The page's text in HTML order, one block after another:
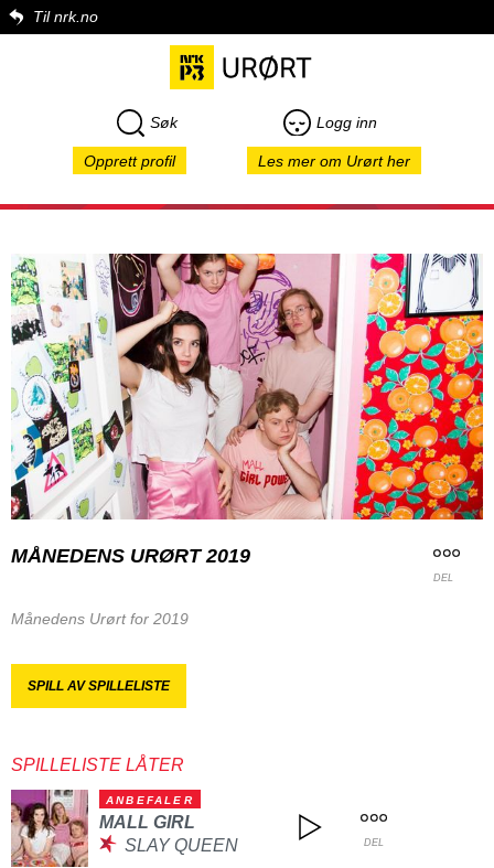
Til nrk.no
Søk Logg inn
Opprett profil Les mer om Urørt her
MÅNEDENS URØRT 2019
DEL
Månedens Urørt for 2019
SPILL AV SPILLELISTE
SPILLELISTE LÅTER
ANBEFALER
MALL GIRL
SLAY QUEEN
DEL